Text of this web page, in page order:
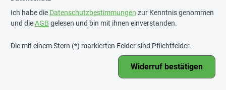
Ich habe die Datenschutzbestimmungen zur Kenntnis genommen
und dieAGB gelesen und bin mit ihnen einverstanden.
Die mit einem Stern (*) markierten Felder sind Pflichtfelder.
Widerruf bestätigen